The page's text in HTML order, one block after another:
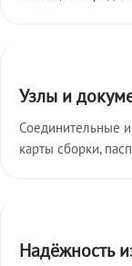
Узлы и
Соединительные
карты сборки,
Надёжность